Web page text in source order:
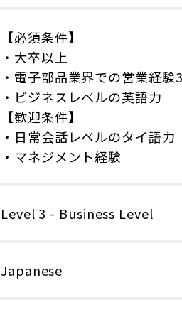
【必須条件】
・大卒以上
・電子部品業界での営業経験
・ビジネスレベルの英語力
【歓迎条件】
・日常会話レベルのタイ語力
・マネジメント経験
Level 3 - Business Level
Japanese